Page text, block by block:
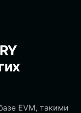
EVM, такими